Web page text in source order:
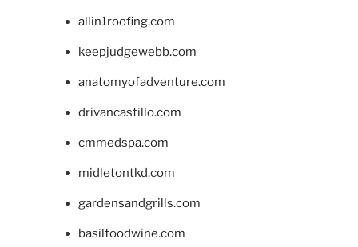
allin1roofing.com
keepjudgewebb.com
anatomyofadventure.com
drivancastillo.com
cmmedspa.com
midletontkd.com
gardensandgrills.com
basilfoodwine.com